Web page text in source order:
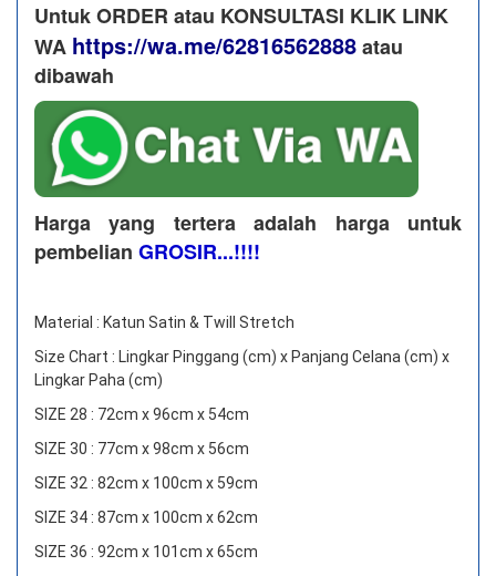
Untuk ORDER atau KONSULTASI KLIK LINK
WA https://wa.me/62816562888​ atau
dibawah
Harga yang tertera adalah harga untuk
pembelian GROSIR...!!!!
Material : Katun Satin & Twill Stretch
Size Chart : Lingkar Pinggang (cm) x Panjang Celana (cm) x
Lingkar Paha (cm)
SIZE 28 : 72cm x 96cm x 54cm
SIZE 30 : 77cm x 98cm x 56cm
SIZE 32 : 82cm x 100cm x 59cm
SIZE 34 : 87cm x 100cm x 62cm
SIZE 36 : 92cm x 101cm x 65cm